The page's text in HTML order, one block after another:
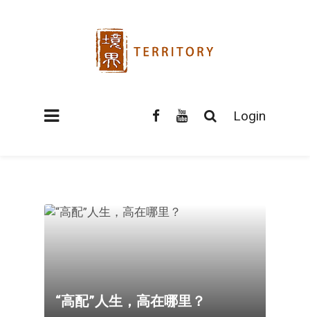
Login
“高配”人生，高在哪里？